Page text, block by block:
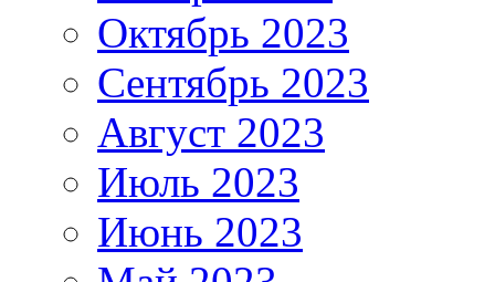
Октябрь 2023
Сентябрь 2023
Август 2023
Июль 2023
Июнь 2023